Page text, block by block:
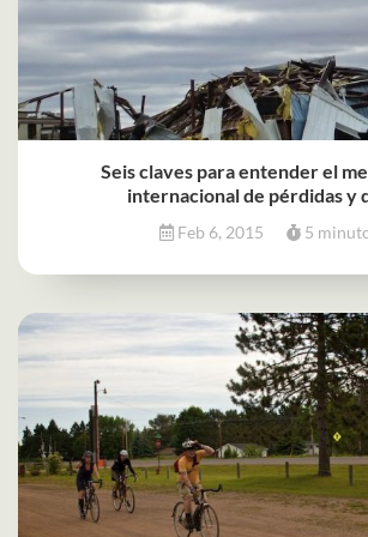
Seis claves para entender el
internacional de pérdidas y
Feb 6, 2015 5